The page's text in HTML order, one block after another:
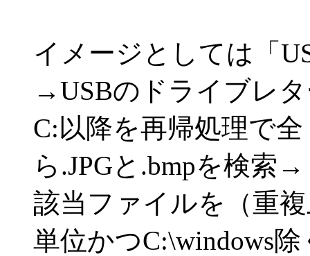
イメージとしては「
→USBのドライブレ
C:以降を再帰処理で
ら.JPGと.bmpを検索→
該当ファイルを（重
単位かつC:\windows除